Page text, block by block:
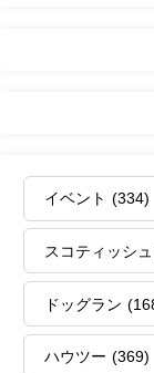
イベント (334)
スコティッシ
ドッグラン
ハウツー (369)